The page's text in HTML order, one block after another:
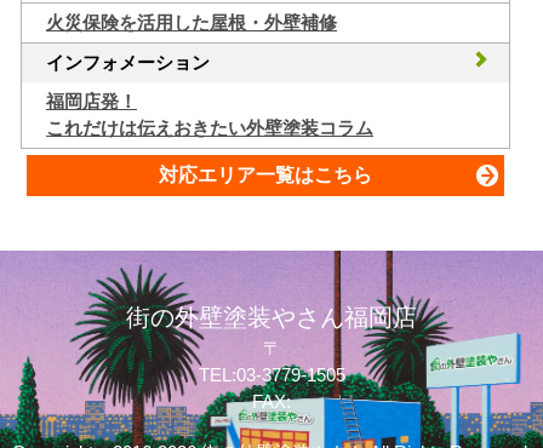
火災保険を活用した屋根・外壁補修
インフォメーション
福岡店発！
これだけは伝えおきたい外壁塗装コラム
対応エリア一覧はこちら
街の外壁塗装やさん福岡店
〒
TEL:03-3779-1505
FAX: